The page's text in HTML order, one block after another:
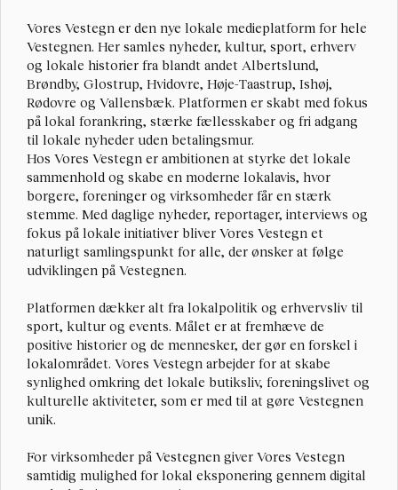
Vores Vestegn er den nye lokale medieplatform for hele
Vestegnen. Her samles nyheder, kultur, sport, erhverv
og lokale historier fra blandt andet Albertslund,
Brøndby, Glostrup, Hvidovre, Høje-Taastrup, Ishøj,
Rødovre og Vallensbæk. Platformen er skabt med fokus
på lokal forankring, stærke fællesskaber og fri adgang
til lokale nyheder uden betalingsmur.
Hos Vores Vestegn er ambitionen at styrke det lokale
sammenhold og skabe en moderne lokalavis, hvor
borgere, foreninger og virksomheder får en stærk
stemme. Med daglige nyheder, reportager, interviews og
fokus på lokale initiativer bliver Vores Vestegn et
naturligt samlingspunkt for alle, der ønsker at følge
udviklingen på Vestegnen.
Platformen dækker alt fra lokalpolitik og erhvervsliv til
sport, kultur og events. Målet er at fremhæve de
positive historier og de mennesker, der gør en forskel i
lokalområdet. Vores Vestegn arbejder for at skabe
synlighed omkring det lokale butiksliv, foreningslivet og
kulturelle aktiviteter, som er med til at gøre Vestegnen
unik.
For virksomheder på Vestegnen giver Vores Vestegn
samtidig mulighed for lokal eksponering gennem digital